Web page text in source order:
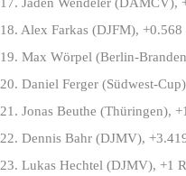
18. Alex Farkas (DJFM), +0.568
19. Max Wörpel (Berlin-
20. Daniel Ferger (Südwest-
21. Jonas Beuthe (Thüringen),
22. Dennis Bahr (DJMV),
23. Lukas Hechtel (DJMV), +1